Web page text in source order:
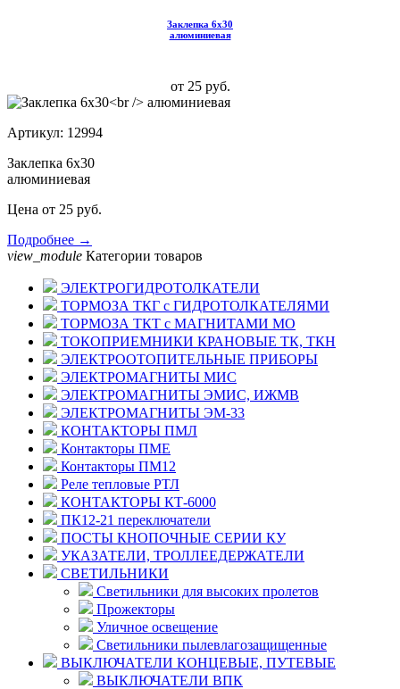
Заклепка 6х30
алюминиевая
от 25 руб.
Артикул: 12994
Заклепка 6х30
алюминиевая
Цена от 25 руб.
Подробнее →
view_module Категории товаров
ЭЛЕКТРОГИДРОТОЛКАТЕЛИ
ТОРМОЗА ТКГ с ГИДРОТОЛКАТЕЛЯМИ
ТОРМОЗА ТКТ с МАГНИТАМИ МО
ТОКОПРИЕМНИКИ КРАНОВЫЕ ТК, ТКН
ЭЛЕКТРООТОПИТЕЛЬНЫЕ ПРИБОРЫ
ЭЛЕКТРОМАГНИТЫ МИС
ЭЛЕКТРОМАГНИТЫ ЭМИС, ИЖМВ
ЭЛЕКТРОМАГНИТЫ ЭМ-33
КОНТАКТОРЫ ПМЛ
Контакторы ПМЕ
Контакторы ПМ12
Реле тепловые РТЛ
КОНТАКТОРЫ КТ-6000
ПК12-21 переключатели
ПОСТЫ КНОПОЧНЫЕ СЕРИИ КУ
УКАЗАТЕЛИ, ТРОЛЛЕЕДЕРЖАТЕЛИ
СВЕТИЛЬНИКИ
Светильники для высоких пролетов
Прожекторы
Уличное освещение
Светильники пылевлагозащищенные
ВЫКЛЮЧАТЕЛИ КОНЦЕВЫЕ, ПУТЕВЫЕ
ВЫКЛЮЧАТЕЛИ ВПК